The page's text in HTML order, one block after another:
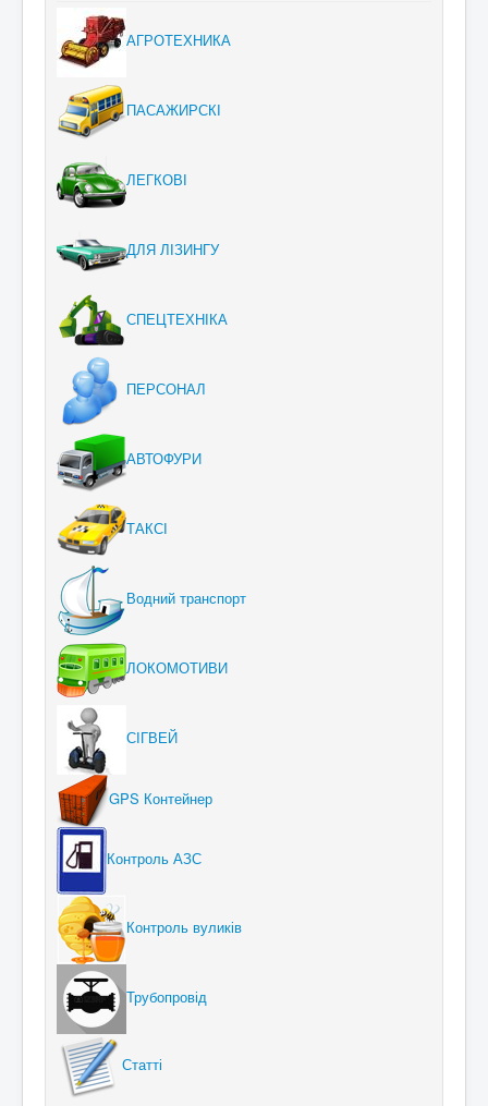
АГРОТЕХНИКА
ПАСАЖИРСКІ
ЛЕГКОВІ
ДЛЯ ЛІЗИНГУ
СПЕЦТЕХНІКА
ПЕРСОНАЛ
АВТОФУРИ
ТАКСІ
Водний транспорт
ЛОКОМОТИВИ
СІГВЕЙ
GPS Контейнер
Контроль АЗС
Контроль вуликів
Трубопровід
Статті